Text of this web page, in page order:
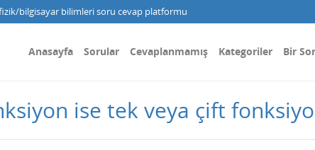
bilgisayar bilimleri soru cevap platformu
Anasayfa Sorular Cevaplanmamış Kategoriler Bir
ise tek veya çift